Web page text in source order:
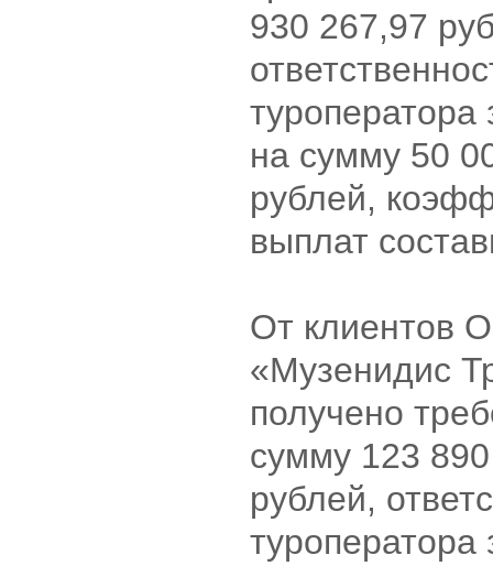
930 267,97
туроператора
на сумму 50
рублей,
выплат
От клиентов
«Музенидис
получено
сумму 123
рублей,
туроператора